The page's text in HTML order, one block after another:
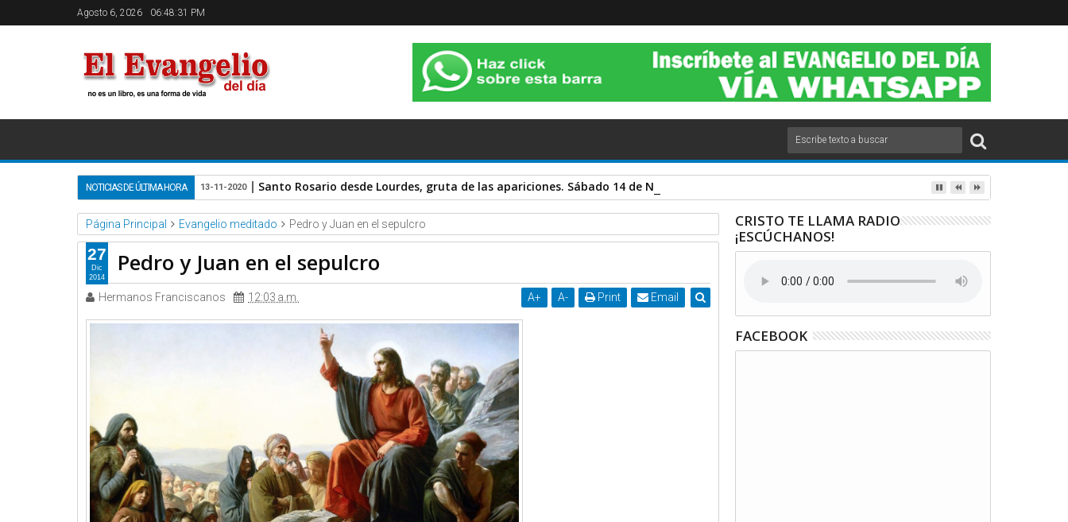
Agosto 6, 2026 06:48:31 PM
NOTICIAS DE ÚLTIMA HORA Santo Rosario desde Lourdes, gruta de las apariciones. Sábado 14 de Noviembre 2020.
13-11-2020
Página Principal Evangelio meditado Pedro y Juan en el sepulcro
Pedro y Juan en el sepulcro
Hermanos Franciscanos 12:03 a.m. A+ A- Print Email
27
Dic
2014
CRISTO TE LLAMA RADIO
¡ESCÚCHANOS!
FACEBOOK